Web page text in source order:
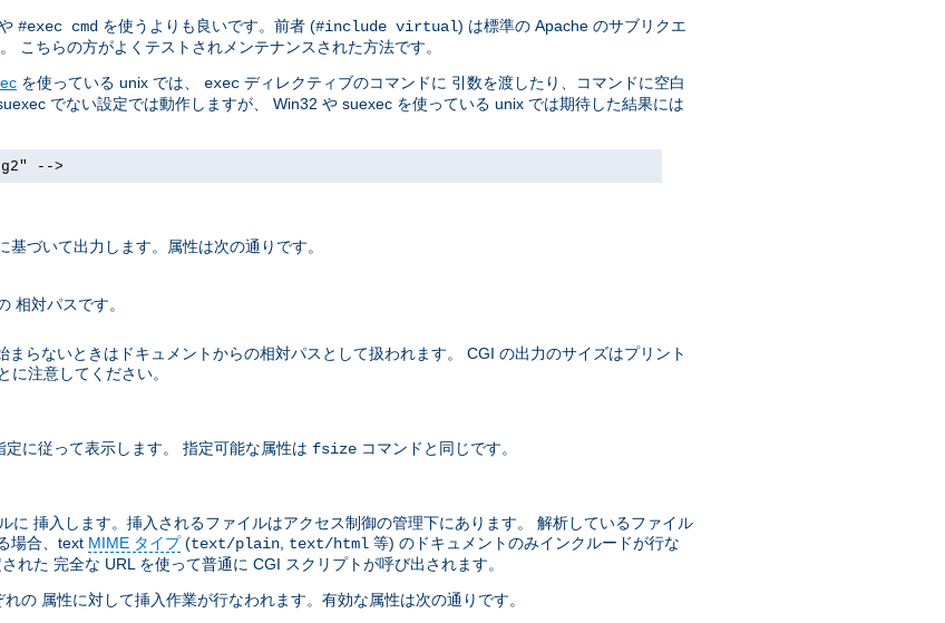
#exec cmd を使うよりも良いです。前者 (#include virtual) は標準の Apache のサブリクエ
こちらの方がよくテストされメンテナンスされた方法です。
を使っている unix では、 exec ディレクティブのコマンドに 引数を渡したり、コマンドに空白
でない設定では動作しますが、 Win32 や suexec を使っている unix では期待した結果には
-->
基づいて出力します。属性は次の通りです。
相対パスです。
らないときはドキュメントからの相対パスとして扱われます。 CGI の出力のサイズはプリント
注意してください。
定に従って表示します。 指定可能な属性は fsize コマンドと同じです。
挿入します。挿入されるファイルはアクセス制御の管理下にあります。 解析しているファイル
場合、text MIME タイプ(text/plain text/html 等) のドキュメントのみインクルードが行な
た 完全な URL を使って普通に CGI スクリプトが呼び出されます。
の 属性に対して挿入作業が行なわれます。有効な属性は次の通りです。